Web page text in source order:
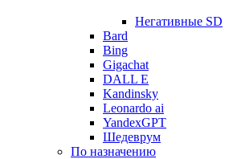
Негативные SD
Bard
Bing
Gigachat
DALL E
Kandinsky
Leonardo ai
YandexGPT
Шедеврум
По назначению